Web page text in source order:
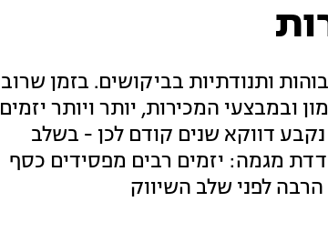
ותנודתיות בביקושים. בזמן שרוב
ובמבצעי המכירות, יותר ויותר יזמים
דווקא שנים קודם לכן - בשלב
מגמה: יזמים רבים מפסידים כסף
לפני שלב השיווק